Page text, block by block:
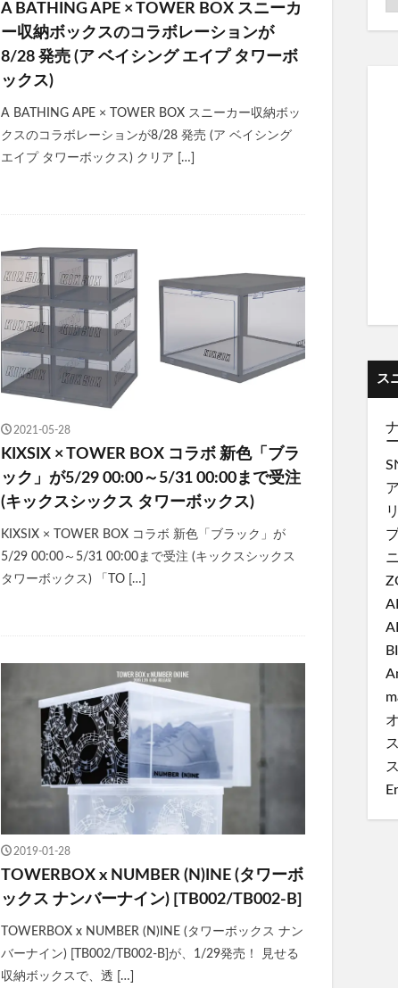
A BATHING APE × TOWER BOX スニーカ
ー収納ボックスのコラボレーションが
8/28 発売 (ア ベイシング エイプ タワーボ
ックス)
A BATHING APE × TOWER BOX スニーカー収納ボッ
クスのコラボレーションが8/28 発売 (ア ベイシング
エイプ タワーボックス) クリア […]
2021-05-28
KIXSIX × TOWER BOX コラボ 新色「ブラ
ック」が5/29 00:00～5/31 00:00まで受注
(キックスシックス タワーボックス)
KIXSIX × TOWER BOX コラボ 新色「ブラック」が
5/29 00:00～5/31 00:00まで受注 (キックスシックス
タワーボックス) 「TO […]
2019-01-28
TOWERBOX x NUMBER (N)INE (タワーボ
ックス ナンバーナイン) [TB002/TB002-B]
TOWERBOX x NUMBER (N)INE (タワーボックス ナン
バーナイン) [TB002/TB002-B]が、1/29発売！ 見せる
収納ボックスで、透 […]
ス